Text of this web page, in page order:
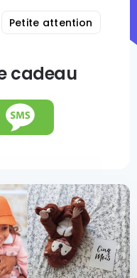
Petite attention
cadeau